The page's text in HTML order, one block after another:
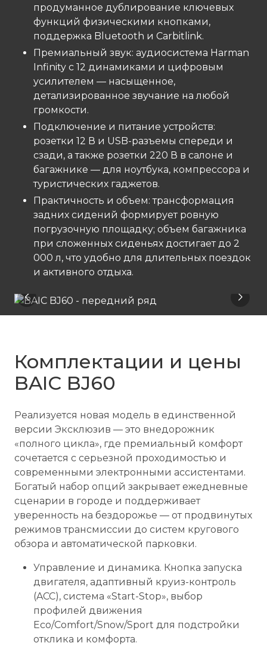
продуманное дублирование ключевых
функций физическими кнопками,
поддержка Bluetooth и Carbitlink.
Премиальный звук: аудиосистема Harman
Infinity с 12 динамиками и цифровым
усилителем — насыщенное,
детализированное звучание на любой
громкости.
Подключение и питание устройств:
розетки 12 В и USB-разъемы спереди и
сзади, а также розетки 220 В в салоне и
багажнике — для ноутбука, компрессора и
туристических гаджетов.
Практичность и объем: трансформация
задних сидений формирует ровную
погрузочную площадку; объем багажника
при сложенных сиденьях достигает до 2
000 л, что удобно для длительных поездок
и активного отдыха.
Комплектации и цены
BAIC BJ60
Реализуется новая модель в единственной
версии Эксклюзив — это внедорожник
«полного цикла», где премиальный комфорт
сочетается с серьезной проходимостью и
современными электронными ассистентами.
Богатый набор опций закрывает ежедневные
сценарии в городе и поддерживает
уверенность на бездорожье — от продвинутых
режимов трансмиссии до систем кругового
обзора и автоматической парковки.
Управление и динамика. Кнопка запуска
двигателя, адаптивный круиз-контроль
(ACC), система «Start-Stop», выбор
профилей движения
Eco/Comfort/Snow/Sport для подстройки
отклика и комфорта.